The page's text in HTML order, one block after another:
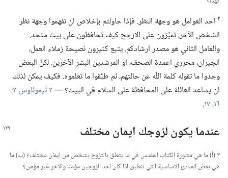
٢ احد العوامل هو وجهة النظر.‏ فإذا حاولتم بإخلاص ان تفهموا وجهة نظر
الشخص الآخر،‏ تميِّزون على الارجح كيف تحافظون على بيت متحد.‏
والعامل الثاني هو مصدر ارشادكم.‏ يتبع كثيرون نصيحة زملاء العمل،‏
الجيران،‏ محرري اعمدة الصحف،‏ او المرشدين البشر الآخرين.‏ لكنَّ البعض
وجدوا ما تقوله كلمة اللّٰه عن حالتهم،‏ ثم طبَّقوا ما تعلموه.‏ فكيف يمكن لذلك
ان يساعد العائلة على المحافظة على السلام في البيت؟‏ —‏
١٦،‏ ١٧
‏.‏
عندما يكون لزوجك ايمان مختلف
٣ (‏أ)‏ ما هي مشورة الكتاب المقدس في ما يتعلق بالتزوج بشخص من ايمان مختلف؟‏ (‏ب)‏ ما
هي بعض المبادئ الاساسية التي تنطبق اذا كان احد الزوجين مؤمنا والآخر غير مؤمن؟‏